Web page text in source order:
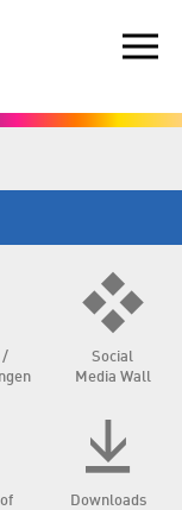
/
Social
Media Wall
Downloads